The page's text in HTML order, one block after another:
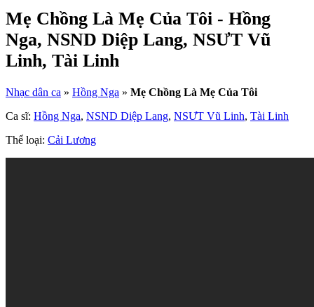
Mẹ Chồng Là Mẹ Của Tôi - Hồng
Nga, NSND Diệp Lang, NSƯT Vũ
Linh, Tài Linh
Nhạc dân ca » Hồng Nga » Mẹ Chồng Là Mẹ Của Tôi
Ca sĩ: Hồng Nga, NSND Diệp Lang, NSƯT Vũ Linh, Tài Linh
Thể loại: Cải Lương